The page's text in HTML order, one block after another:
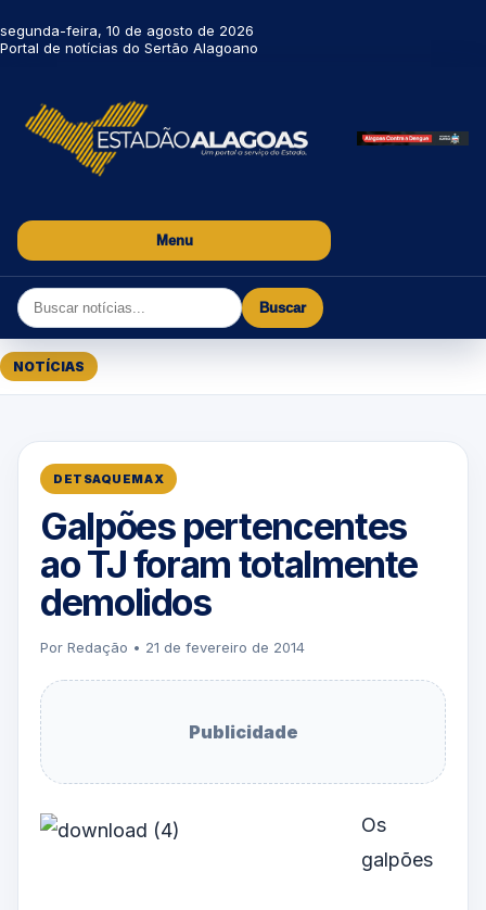
segunda-feira, 10 de agosto de 2026
Portal de notícias do Sertão Alagoano
Menu
Buscar
NOTÍCIAS
DETSAQUEMAX
Galpões pertencentes
ao TJ foram totalmente
demolidos
Por Redação • 21 de fevereiro de 2014
Publicidade
Os
galpões